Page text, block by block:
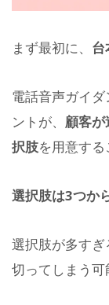
まず最初に、 台
電話音声ガイ
ントが、 顧客
択肢を用意する
選択肢は3つか
選択肢が多す
切ってしまう可